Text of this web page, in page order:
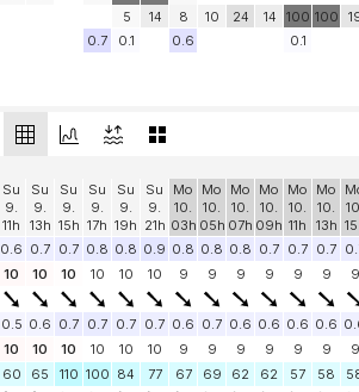
5
14
8
10 24 14 100 100
0.7 0.1 0.6 0.1
Su
9.
11h
Su
9.
13h
Su
9.
15h
Su
9.
17h
Su
9.
19h
Su
9.
21h
Mo
10.
03h
Mo
10.
05h
Mo
10.
07h
Mo
10.
09h
Mo
10.
11h
Mo
10.
13h
0.6 0.7 0.7 0.8 0.8 0.9 0.8 0.8 0.8 0.7 0.7 0.7
10 10 10 10 10 10 9 9 9 9 9 9 9
0.5 0.6 0.7 0.7 0.7 0.7 0.6 0.7 0.6 0.6 0.6 0.6
10 10 10 10 10 10 9 9 9 9 9 9
9
60 65 110 100 84 77 67 69 62 62 57 58